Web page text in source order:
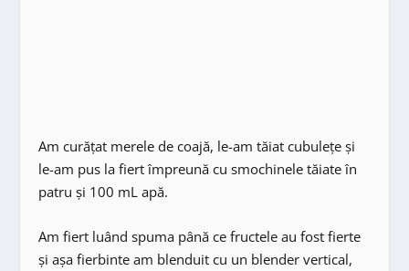
Am curăţat merele de coajă, le-am tăiat cubuleţe şi
le-am pus la fiert împreună cu smochinele tăiate în
patru şi 100 mL apă.
Am fiert luând spuma până ce fructele au fost fierte
şi aşa fierbinte am blenduit cu un blender vertical,